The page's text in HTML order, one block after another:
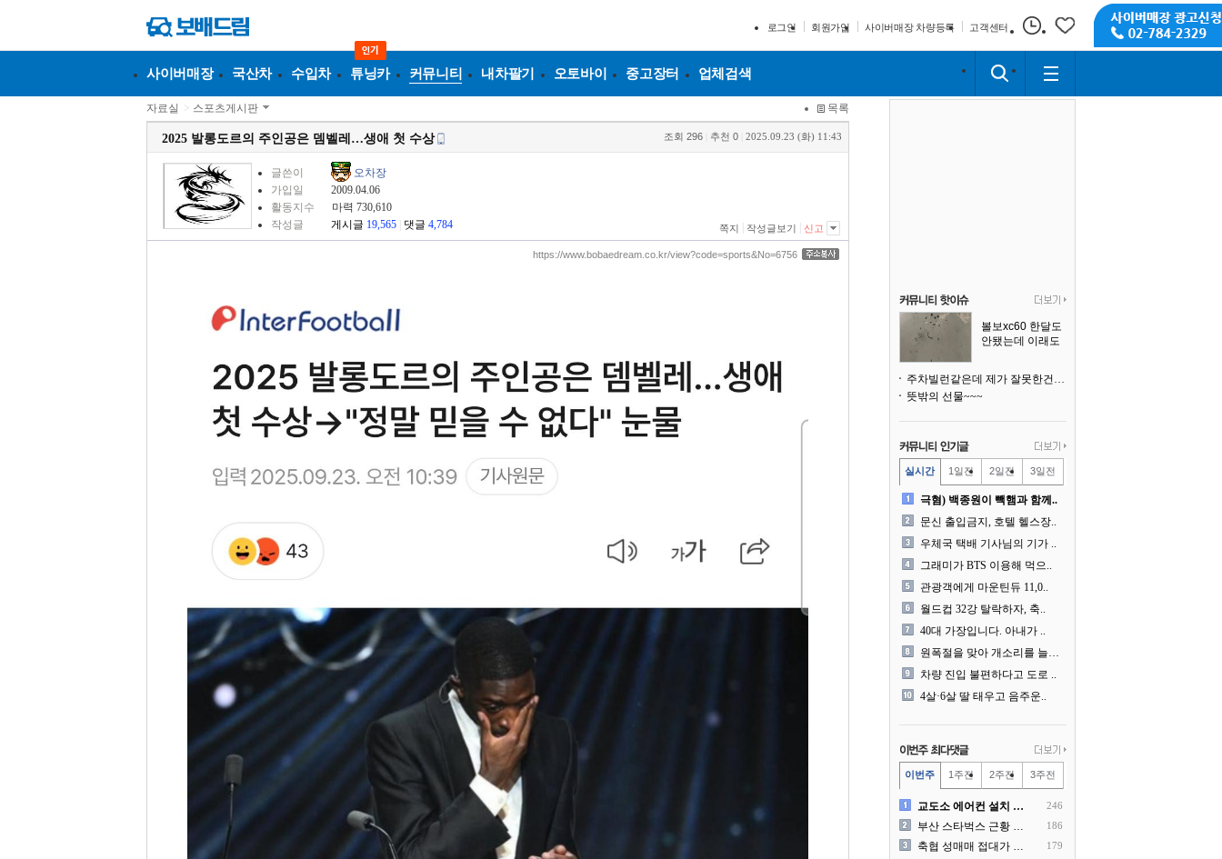
로그인 회원가입 사이버매장 차량등록 고객센터
사이버매장 국산차 수입차 튜닝카 커뮤니티 내차팔기 오토바이 중고장터 업체검색
자료실 > 스포츠게시판 목록
2025 발롱도르의 주인공은 뎀벨레…생애 첫 수상 조회 296 추천 0 2025.09.23 (화) 11:43
글쓴이
오차장
가입일
2009.04.06
활동지수
마력 730,610
작성글
게시글 19,565 댓글 4,784 쪽지 작성글보기 신고
https://www.bobaedream.co.kr/view?code=sports&No=6756
볼보xc60 한달도
안됐는데 이래도
주차빌런같은데 제가 잘못한건가요
뜻밖의 선물~~~
실시간 1일전 2일전 3일전
극혐) 백종원이 빽햄과 함께..
문신 출입금지, 호텔 헬스장..
우체국 택배 기사님의 기가 ..
그래미가 BTS 이용해 먹으..
관광객에게 마운틴듀 11,0..
월드컵 32강 탈락하자, 축..
40대 가장입니다. 아내가 ..
원폭절을 맞아 개소리를 늘어..
차량 진입 불편하다고 도로 ..
4살·6살 딸 태우고 음주운..
이번주 1주전 2주전 3주전
교도소 에어컨 설치 논란.... 246
부산 스타벅스 근황 ㅎㄷㄷ 186
축협 성매매 접대가 더 충격.. 179